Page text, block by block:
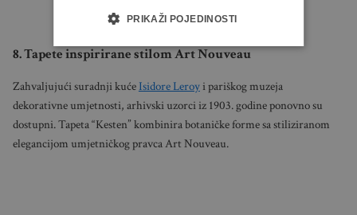
8. Tapete inspirirane stilom Art Nouveau
Zahvaljujući suradnji kuće Isidore Leroyi pariškog muzeja
dekorativne umjetnosti, arhivski uzorci iz 1903. godine ponovno su
dostupni. Tapeta “Kesten” kombinira botaničke forme sa stiliziranom
elegancijom umjetničkog pravca Art Nouveau.
PRIKAŽI POJEDINOSTI